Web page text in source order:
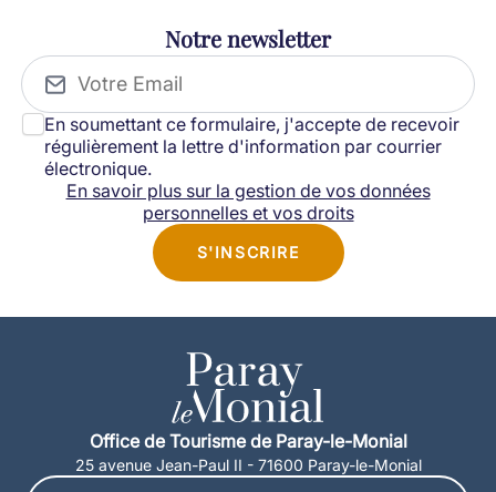
Notre newsletter
En soumettant ce formulaire, j'accepte de recevoir
régulièrement la lettre d'information par courrier
électronique.
En savoir plus sur la gestion de vos données
personnelles et vos droits
Office de Tourisme de Paray-le-Monial
25 avenue Jean-Paul II - 71600 Paray-le-Monial